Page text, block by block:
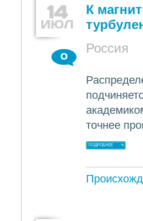
14
ИЮЛ
К
Россия
0
точнее
ПОДРОБНЕЕ